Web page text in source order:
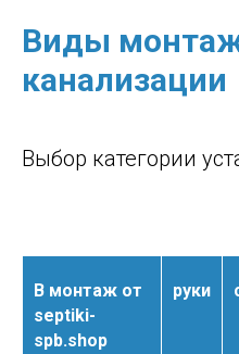
Виды
канализации
Выбор категории
В монтаж от
septiki-
spb.shop
руки